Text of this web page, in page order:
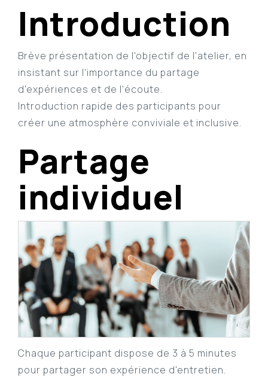
Introduction
Brève présentation de l'objectif de l'atelier, en
insistant sur l'importance du partage
d'expériences et de l'écoute.
Introduction rapide des participants pour
créer une atmosphère conviviale et inclusive.
Partage
individuel
Chaque participant dispose de 3 à 5 minutes
pour partager son expérience d'entretien.